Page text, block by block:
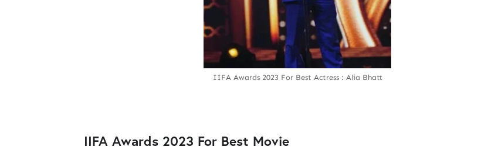
IIFA Awards 2023 For Best Actress : Alia Bhatt
IIFA Awards 2023 For Best Movie